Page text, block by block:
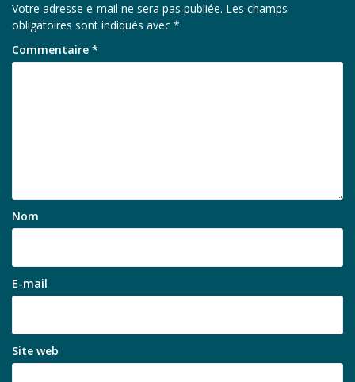
Votre adresse e-mail ne sera pas publiée. Les champs
obligatoires sont indiqués avec *
Commentaire *
Nom
E-mail
Site web